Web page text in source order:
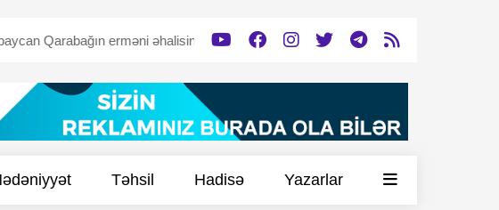
Qarabağın erməni əhalisinə dəstək verəcək” Tərtərdə tərk edilmiş döyüş mövqeyi
Təhsil Hadisə Yazarlar